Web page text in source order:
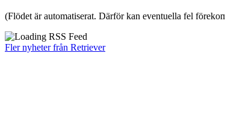
(Flödet är automatiserat. Därför kan eventuella fel
Fler nyheter från Retriever